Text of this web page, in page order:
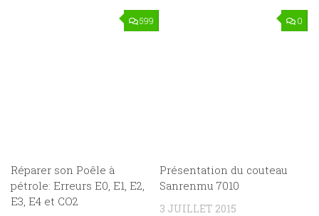
599
Réparer son Poêle à
pétrole: Erreurs E0, E1, E2,
E3, E4 et CO2
0
Présentation du couteau
Sanrenmu 7010
3 JUILLET 2015